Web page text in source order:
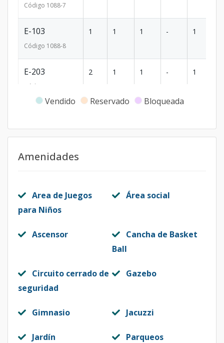
Código 1088-7
E-103
Código 1088-8
1 1 1 - 1
E-203
Código
2 1 1 - 1
Código1088-10
Vendido Reservado Bloqueada
Amenidades
Area de Juegos
para Niños
Área social
Ascensor
Cancha de Basket
Ball
Circuito cerrado de
seguridad
Gazebo
Gimnasio Jacuzzi
Jardín Parqueos